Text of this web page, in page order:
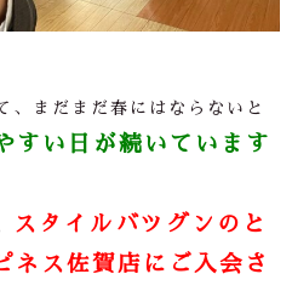
、まだまだ春にはならないと
すい日が続いています
スタイルバツグンのと
ネス佐賀店にご入会さ